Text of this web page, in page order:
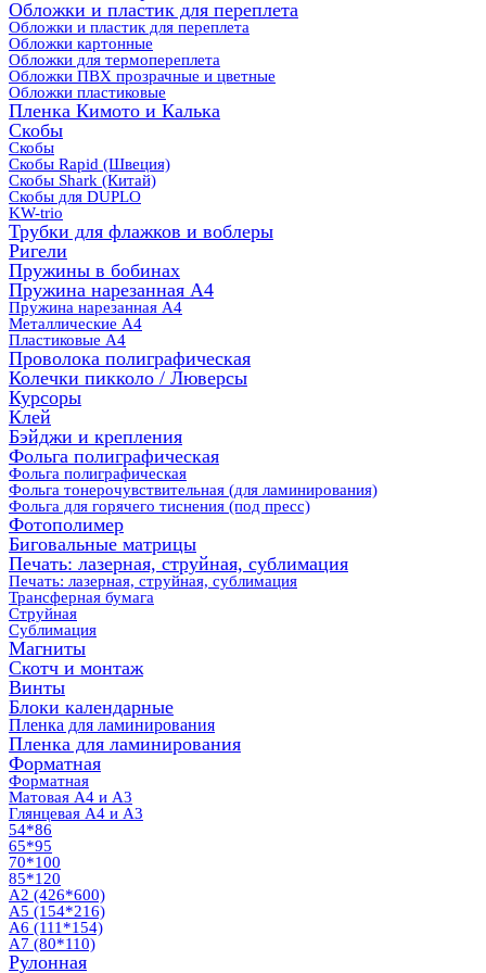
Обложки и пластик для переплета
Обложки и пластик для переплета
Обложки картонные
Обложки для термопереплета
Обложки ПВХ прозрачные и цветные
Обложки пластиковые
Пленка Кимото и Калька
Скобы
Скобы
Скобы Rapid (Швеция)
Скобы Shark (Китай)
Скобы для DUPLO
KW-trio
Трубки для флажков и воблеры
Ригели
Пружины в бобинах
Пружина нарезанная А4
Пружина нарезанная А4
Металлические А4
Пластиковые А4
Проволока полиграфическая
Колечки пикколо / Люверсы
Курсоры
Клей
Бэйджи и крепления
Фольга полиграфическая
Фольга полиграфическая
Фольга тонерочувствительная (для ламинирования)
Фольга для горячего тиснения (под пресс)
Фотополимер
Биговальные матрицы
Печать: лазерная, струйная, сублимация
Печать: лазерная, струйная, сублимация
Трансферная бумага
Струйная
Сублимация
Магниты
Скотч и монтаж
Винты
Блоки календарные
Пленка для ламинирования
Пленка для ламинирования
Форматная
Форматная
Матовая А4 и А3
Глянцевая А4 и А3
54*86
65*95
70*100
85*120
А2 (426*600)
А5 (154*216)
А6 (111*154)
А7 (80*110)
Рулонная